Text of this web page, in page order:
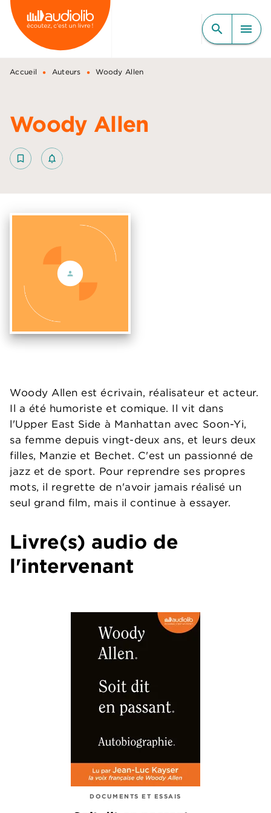
MENU RECHERCHE
CONTENU
PIED DE PAGE
search menu
Accueil • Auteurs • Woody Allen
Woody Allen
bookmark_border notifications_none_outlined
Woody Allen est écrivain, réalisateur et acteur.
Il a été humoriste et comique. Il vit dans
l'Upper East Side à Manhattan avec Soon-Yi,
sa femme depuis vingt-deux ans, et leurs deux
filles, Manzie et Bechet. C'est un passionné de
jazz et de sport. Pour reprendre ses propres
mots, il regrette de n'avoir jamais réalisé un
seul grand film, mais il continue à essayer.
Livre(s) audio de
l'intervenant
DOCUMENTS ET ESSAIS